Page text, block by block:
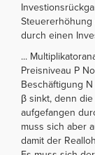
Steuererhöhung
durch einen
...
Preisniveau P
Beschäftigung
β sinkt, denn
aufgefangen
muss sich aber
damit der